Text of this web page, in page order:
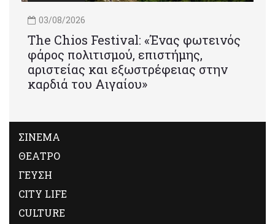
03/08/2026
Τhe Chios Festival: «Ένας φωτεινός
φάρος πολιτισμού, επιστήμης,
αριστείας και εξωστρέφειας στην
καρδιά του Αιγαίου»
ΣΙΝΕΜΑ
ΘΕΑΤΡΟ
ΓΕΥΣΗ
CITY LIFE
CULTURE